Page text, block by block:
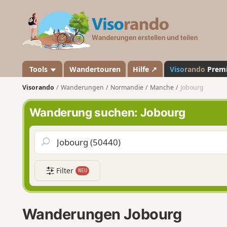
a
n
d
o
Tools Wandertouren Hilfe ↗ Visorando
Visorando Wanderungen Normandie Manche Jobourg
Wanderung suchen: Jobourg
Filter NEU
Wanderungen Jobourg